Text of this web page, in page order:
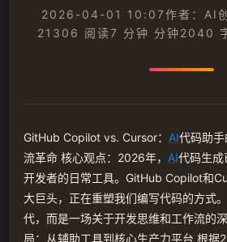
留言本2026-04-01 10:07作者：AI
21306 阅读7 分钟 分钟 2040
GitHub Copilot vs. Cursor： AI代码助
流革命 核心观点：2026年， AI代码生成
开发者的日常工具。GitHub Copilot和
大巨头，正在重塑我们编写代码的方式
代，而是一场关于开发思维和工作流的
局：从辅助工具到核心生产力平台 根据